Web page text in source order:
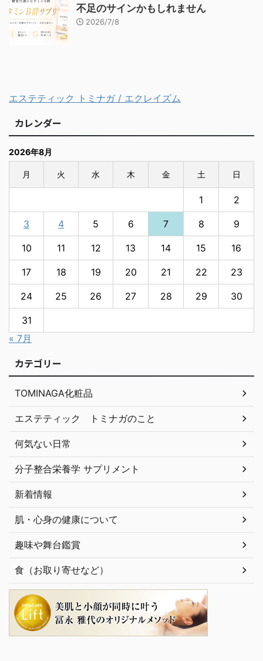
不足のサインかもしれません
2026/7/8
エステティック トミナガ / エクレイズム
カレンダー
2026年8月
月 火 水 木 金 土 日
1 2
3 4 5 6 7 8 9
10 11 12 13 14 15 16
17 18 19 20 21 22 23
24 25 26 27 28 29 30
31
« 7月
カテゴリー
TOMINAGA化粧品
エステティック トミナガのこと
何気ない日常
分子整合栄養学 サプリメント
新着情報
肌・心身の健康について
趣味や舞台鑑賞
食（お取り寄せなど）